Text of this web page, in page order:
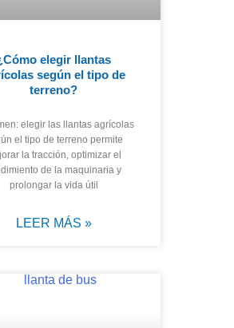
elegir llantas
según el tipo de
terreno?
elegir las llantas agrícolas
el tipo de terreno permite
la tracción, optimizar el
de la maquinaria y
prolongar la vida útil
LEER MÁS »